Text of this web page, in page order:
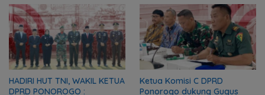
HADIRI HUT TNI, WAKIL KETUA
DPRD PONOROGO :
Ketua Komisi C DPRD
Ponorogo dukung Gugus